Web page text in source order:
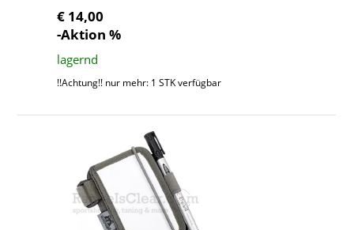
€ 14,00
-Aktion %
lagernd
!!Achtung!! nur mehr: 1 STK verfügbar